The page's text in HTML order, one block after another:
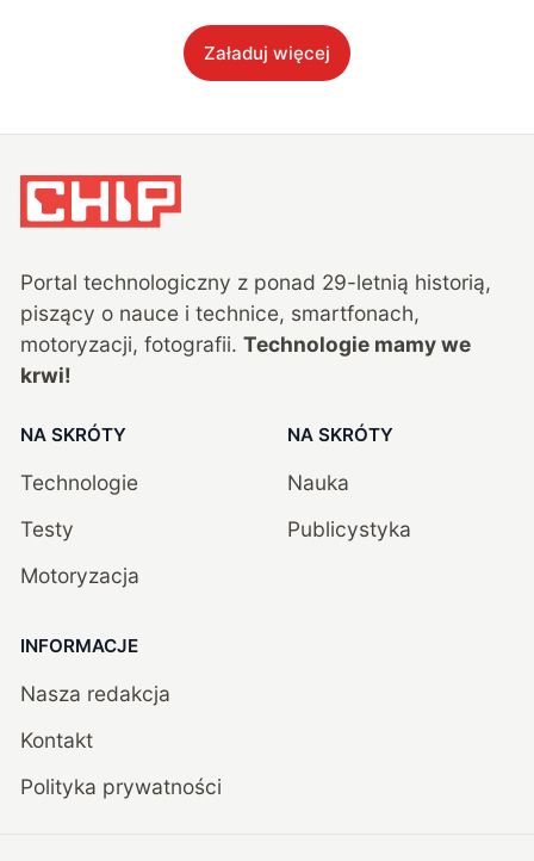
Załaduj więcej
Portal technologiczny z ponad 29-letnią historią,
piszący o nauce i technice, smartfonach,
motoryzacji, fotografii. Technologie mamy we
krwi!
NA SKRÓTY
Technologie
Testy
Motoryzacja
NA SKRÓTY
Nauka
Publicystyka
INFORMACJE
Nasza redakcja
Kontakt
Polityka prywatności